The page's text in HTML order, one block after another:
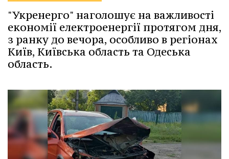
"Укренерго" наголошує на важливості
економії електроенергії протягом дня,
з ранку до вечора, особливо в регіонах
Київ, Київська область та Одеська
область.